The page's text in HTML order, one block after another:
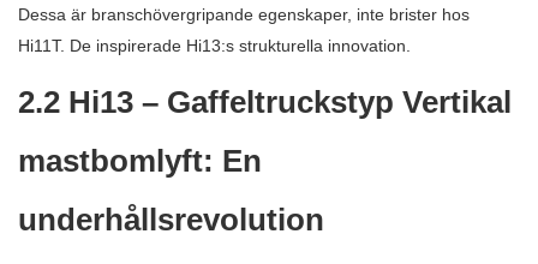
Dessa är branschövergripande egenskaper, inte brister hos
Hi11T. De inspirerade Hi13:s strukturella innovation.
2.2 Hi13 – Gaffeltruckstyp Vertikal
mastbomlyft: En
underhållsrevolution